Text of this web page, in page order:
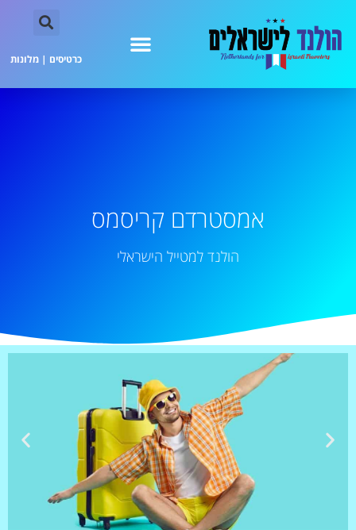
כרטיסים | מלונות
אמסטרדם קריסמס
הולנד למטייל הישראלי